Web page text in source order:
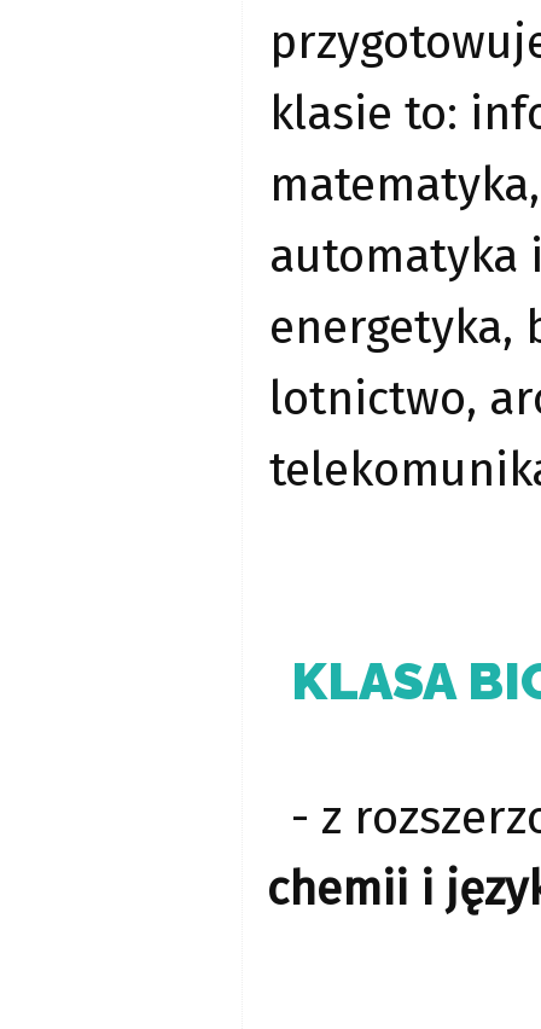
klasie to:
automatyka
energetyka,
lotnictwo,
KLASA
- z
chemii i